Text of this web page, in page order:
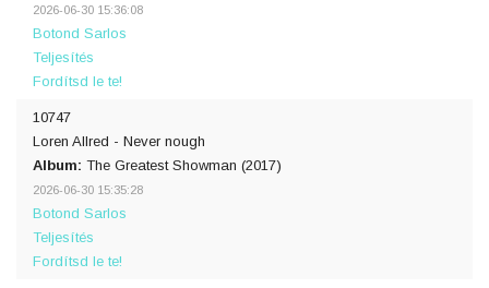
2026-06-30 15:36:08
Botond Sarlos
Teljesítés
Fordítsd le te!
10747
Loren Allred - Never nough
Album: The Greatest Showman (2017)
2026-06-30 15:35:28
Botond Sarlos
Teljesítés
Fordítsd le te!